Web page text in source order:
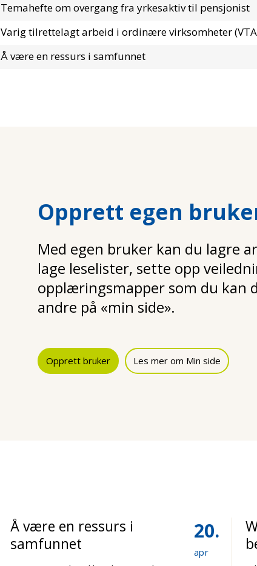
Temahefte om overgang fra yrkesaktiv til pensjonist
Varig tilrettelagt arbeid i ordinære virksomheter
Å være en ressurs i samfunnet
Opprett egen
Med egen bruker kan du lagre
lage leselister, sette opp
opplæringsmapper som du kan
andre på «min side».
Opprett bruker Les mer om Min side
Å være en ressurs i
samfunnet
20
apr